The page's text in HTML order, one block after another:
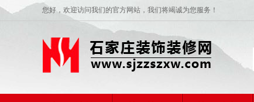
您好，欢迎访问我们的官方网站，我们将竭诚为您服务！